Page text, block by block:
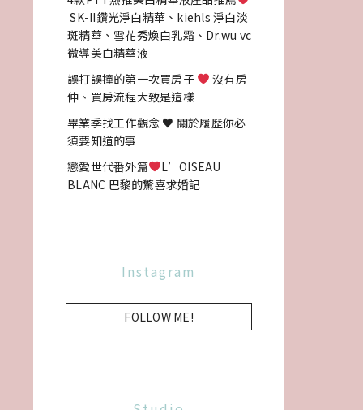
SK-II鑽光淨白精華、kiehls 淨白淡
斑精華、雪花秀煥白乳霜、Dr.wu vc
微導美白精華液
誤打誤撞的第一次買房子
沒有房
仲、買房流程大致是這樣
畢業季找工作觀念 ♥ 關於履歷你必
須要知道的事
戀愛世代番外篇
L’OISEAU
BLANC 巴黎的驚喜求婚記
Instagram
FOLLOW ME!